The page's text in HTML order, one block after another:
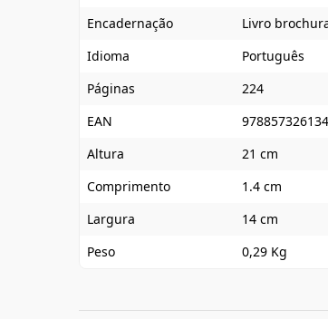
Encadernação
Livro
Idioma
Português
Páginas
224
EAN
Altura
21 cm
Comprimento
1.4 cm
Largura
14 cm
Peso
0,29 Kg